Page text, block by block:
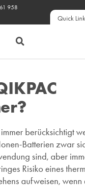
958
Quick
immer berücksichtigt
Batterien zwar
sind, aber
Risiko eines
aufweisen, wenn